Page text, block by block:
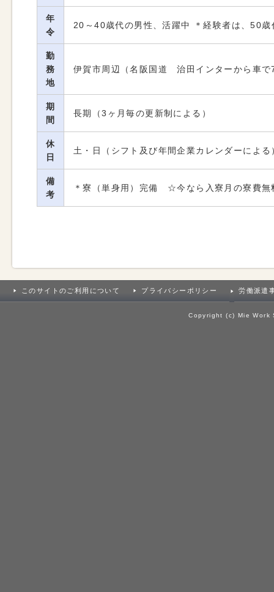
年
令
20～40歳代の男性、活躍中 ＊経験者は、50歳
勤
務
地
伊賀市周辺（名阪国道 治田インターから車で
期
間
長期（3ヶ月毎の更新制による）
休
日
土・日（シフト及び年間企業カレンダーによる
備
考
＊寮（単身用）完備 ☆今なら入寮月の寮費
このサイトのご利用について プライバシーポリシー 労働派遣
Copyright (c) Mie